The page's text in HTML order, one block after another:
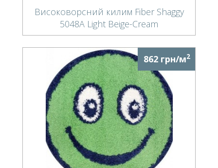
Високоворсний килим Fiber Shaggy
5048А Light Beige-Cream
862 грн/м2